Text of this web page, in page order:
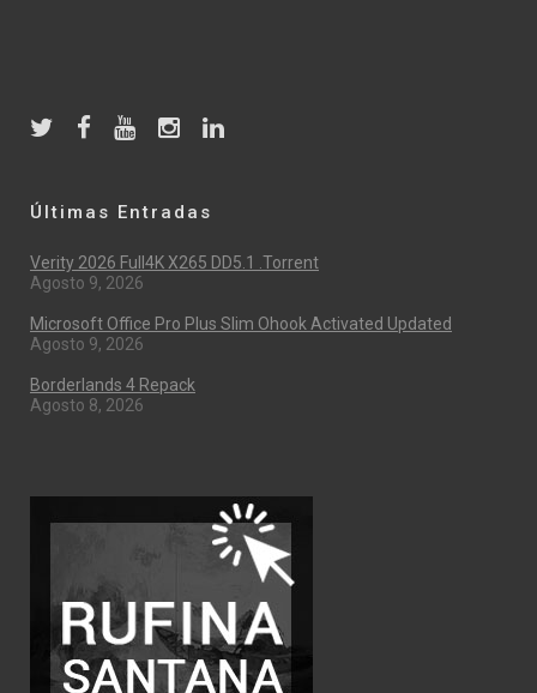
Últimas Entradas
Verity 2026 Full4K X265 DD5.1 .torrent
Agosto 9, 2026
Microsoft Office Pro Plus Slim Ohook Activated Updated
Agosto 9, 2026
Borderlands 4 Repack
Agosto 8, 2026